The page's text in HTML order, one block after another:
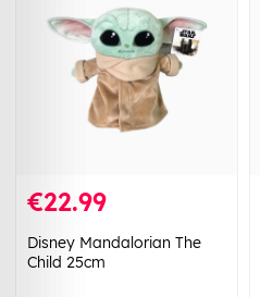
€22.99
Disney Mandalorian The
Child 25cm